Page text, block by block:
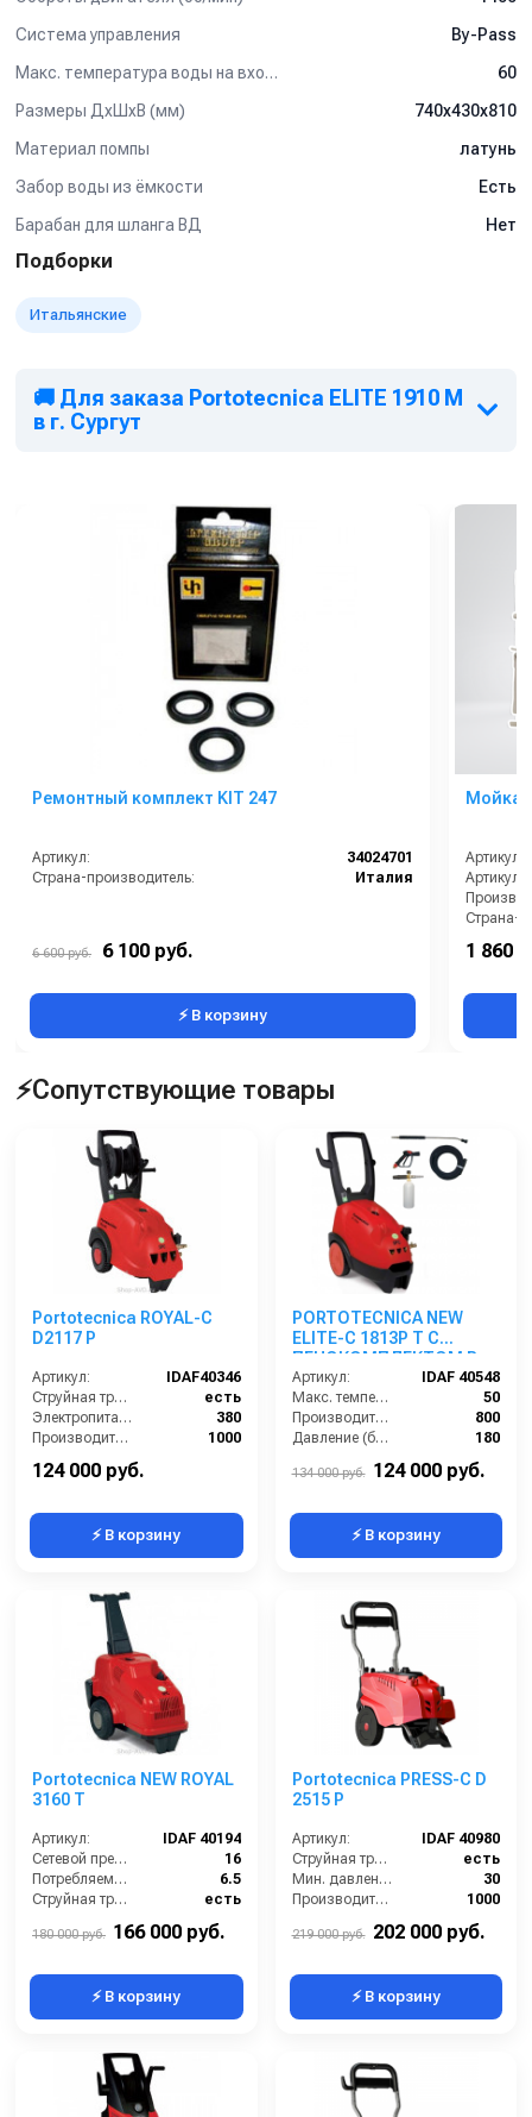
Система управления
By-Pass
Макс. температура воды на входе (°C)
60
Размеры ДхШхВ (мм)
740x430x810
Материал помпы
латунь
Забор воды из ёмкости
Есть
Барабан для шланга ВД
Нет
Подборки
Итальянские
🚚 Для заказа Portotecnica ELITE 1910 M
в г. Сургут
Ремонтный комплект KIT 247
Артикул:
34024701
Страна-производитель:
Италия
6 600 руб. 6 100 руб.
⚡ В корзину
Мойка
Артикул:
Артикул:
Страна-
Гарантия:
1 860
⚡Сопутствующие товары
Portotecnica ROYAL-C
D2117 P
Артикул:
IDAF40346
Струйная трубка (копьё):
есть
Электропитание (В):
380
Производительность (л/ч):
1000
124 000 руб.
⚡ В корзину
PORTOTECNICA NEW
ELITE-C 1813P T С
ПЕНОКОМПЛЕКТОМ В
СБОРЕ
Артикул:
IDAF 40548
Макс. температура воды (°C):
50
Производительность (л/ч):
800
Давление (бар):
180
4700
134 000 руб. 124 000 руб.
⚡ В корзину
Portotecnica NEW ROYAL
3160 T
Артикул:
IDAF 40194
Сетевой предохранитель (А):
16
Потребляемая мощность (Вт):
6.5
Струйная трубка (копьё):
есть
180 000 руб. 166 000 руб.
⚡ В корзину
Portotecnica PRESS-C D
2515 P
Артикул:
IDAF 40980
Струйная трубка (копьё):
есть
Мин. давление (бар):
30
Производительность (л/ч):
1000
219 000 руб. 202 000 руб.
⚡ В корзину